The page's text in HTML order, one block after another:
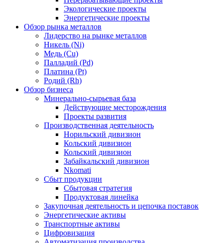
Экологические проекты
Энергетические проекты
Обзор рынка металлов
Лидерство на рынке металлов
Никель (Ni)
Медь (Cu)
Палладий (Pd)
Платина (Pt)
Родий (Rh)
Обзор бизнеса
Минерально-сырьевая база
Действующие месторождения
Проекты развития
Производственная деятельность
Норильский дивизион
Кольский дивизион
Кольский дивизион
Забайкальский дивизион
Nkomati
Сбыт продукции
Сбытовая стратегия
Продуктовая линейка
Закупочная деятельность и цепочка поставок
Энергетические активы
Транспортные активы
Цифровизация